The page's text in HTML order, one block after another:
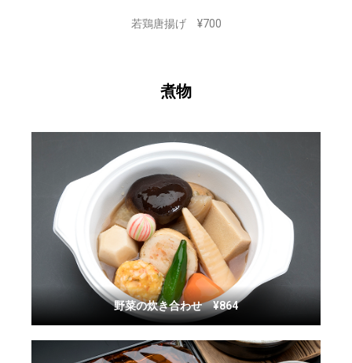
若鶏唐揚げ ¥700
煮物
野菜の炊き合わせ ¥864